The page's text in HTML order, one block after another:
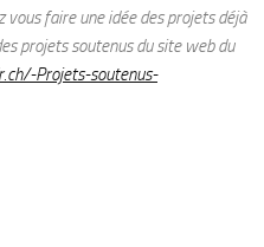
vous faire une idée des projets déjà
projets soutenus du site web du
Projets-soutenus-